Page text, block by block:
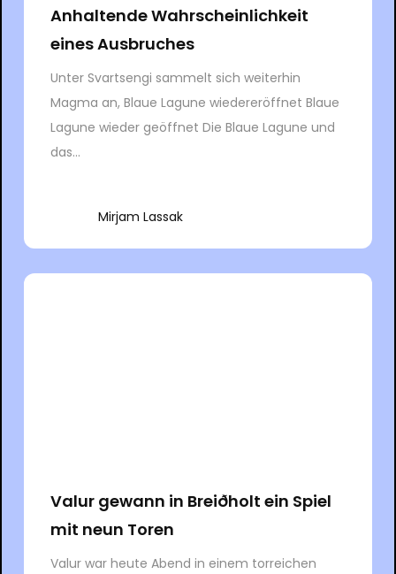
Anhaltende Wahrscheinlichkeit
eines Ausbruches
Unter Svartsengi sammelt sich weiterhin
Magma an, Blaue Lagune wiedereröffnet Blaue
Lagune wieder geöffnet Die Blaue Lagune und
das...
Mirjam Lassak
Valur gewann in Breiðholt ein Spiel
mit neun Toren
Valur war heute Abend in einem torreichen